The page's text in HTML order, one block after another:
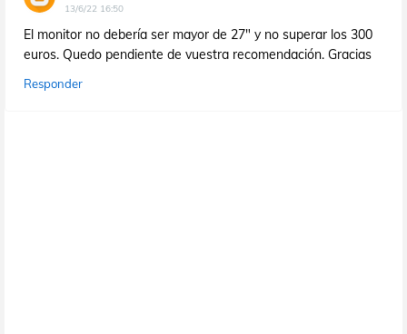
13/6/22 16:50
El monitor no debería ser mayor de 27" y no superar los 300
euros. Quedo pendiente de vuestra recomendación. Gracias
Responder